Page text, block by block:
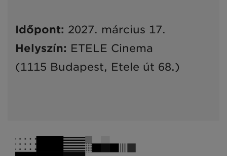
Időpont: 2027. március 17.
Helyszín: ETELE Cinema
(1115 Budapest, Etele út 68.)